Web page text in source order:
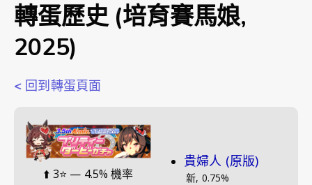
轉蛋歷史 (培育賽馬娘,
2025)
< 回到轉蛋頁面
⬆️ 3⭐ — 4.5% 機率
貴婦人 (原版)
新, 0.75%